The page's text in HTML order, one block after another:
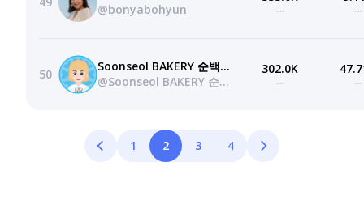
@bonyabohyun
— —
50
Soonseol BAKERY 순백설탕
@Soonseol BAKERY 순백설탕
302.0K
— —
1 2 3 4